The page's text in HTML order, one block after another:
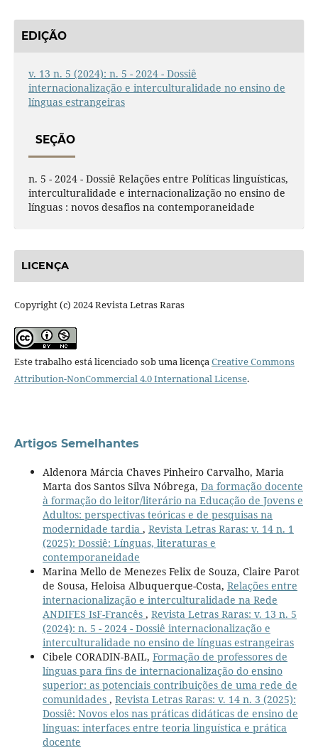
EDIÇÃO
v. 13 n. 5 (2024): n. 5 - 2024 - Dossiê
internacionalização e interculturalidade no ensino de
línguas estrangeiras
SEÇÃO
n. 5 - 2024 - Dossiê Relações entre Políticas linguísticas,
interculturalidade e internacionalização no ensino de
línguas : novos desafios na contemporaneidade
LICENÇA
Copyright (c) 2024 Revista Letras Raras
Este trabalho está licenciado sob uma licençaCreative Commons
Attribution-NonCommercial 4.0 International License.
Artigos Semelhantes
Aldenora Márcia Chaves Pinheiro Carvalho, Maria
Marta dos Santos Silva Nóbrega, Da formação docente
à formação do leitor/literário na Educação de Jovens e
Adultos: perspectivas teóricas e de pesquisas na
modernidade tardia , Revista Letras Raras: v. 14 n. 1
(2025): Dossiê: Línguas, literaturas e
contemporaneidade
Marina Mello de Menezes Felix de Souza, Claire Parot
de Sousa, Heloisa Albuquerque-Costa, Relações entre
internacionalização e interculturalidade na Rede
ANDIFES IsF-Francês , Revista Letras Raras: v. 13 n. 5
(2024): n. 5 - 2024 - Dossiê internacionalização e
interculturalidade no ensino de línguas estrangeiras
Cibele CORADIN-BAIL, Formação de professores de
línguas para fins de internacionalização do ensino
superior: as potenciais contribuições de uma rede de
comunidades , Revista Letras Raras: v. 14 n. 3 (2025):
Dossiê: Novos elos nas práticas didáticas de ensino de
línguas: interfaces entre teoria linguística e prática
docente